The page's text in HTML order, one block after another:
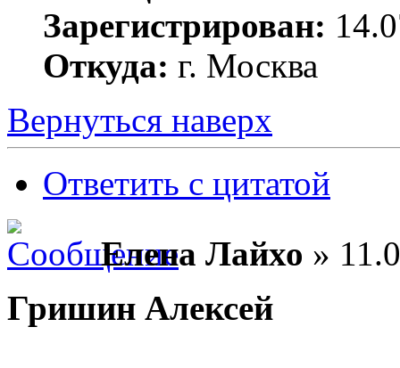
Зарегистрирован:
Откуда: г. Москва
Вернуться наверх
Ответить с цитатой
Елена Лайхо »
Гришин Алексей